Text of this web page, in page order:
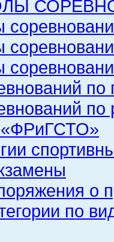
по
по
«ФРиГСТО»
о
по